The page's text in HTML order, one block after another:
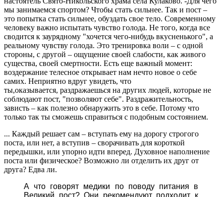
мы занимаемся спортом? Чтобы стать сильнее. Так и пост –
это попытка стать сильнее, обуздать свое тело. Современному
человеку важно испытать чувство голода. Не того, когда все
сводится к заурядному "хочется чего-нибудь вкусненького", а
реальному чувству голода. Это тренировка воли – с одной
стороны, с другой – ощущение своей слабости, как живого
существа, своей смертности. Есть еще важный момент:
воздержание телесное открывает нам нечто новое о себе
самих. Неприятно вдруг увидеть, что
ты,оказывается, раздражаешься на других людей, которые не
соблюдают пост, "позволяют себе". Раздражительность,
зависть – как полезно обнаружить это в себе. Потому что
только так ты сможешь справиться с подобным состоянием.
... Каждый решает сам – вступать ему на дорогу строгого
поста, или нет, а вступив – сворачивать для короткой
передышки, или упорно идти вперед. Духовное наполнение
поста или физическое? Возможно ли отделить их друг от
друга? Едва ли.
А что говорят медики по поводу питания в
Великий пост? Они рекомендуют подходит к